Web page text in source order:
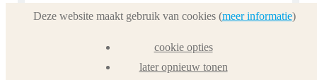
Deze website maakt gebruik van cookies (meer informatie)
cookie opties
later opnieuw tonen